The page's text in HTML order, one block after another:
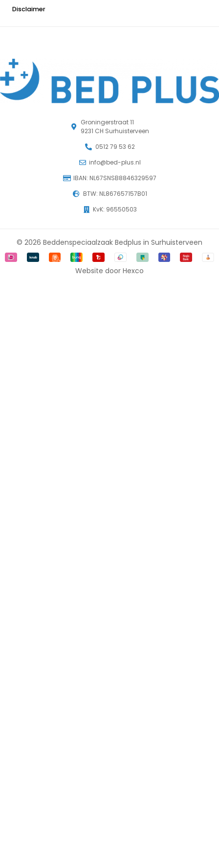
Groningerstraat 11
9231 CH Surhuisterveen
0512 79 53 62
info@bed-plus.nl
IBAN: NL67SNSB8846329597
BTW: NL867657157B01
KvK: 96550503
Disclaimer
© 2026 Beddenspeciaalzaak Bedplus in Surhuisterveen
Website door Hexco